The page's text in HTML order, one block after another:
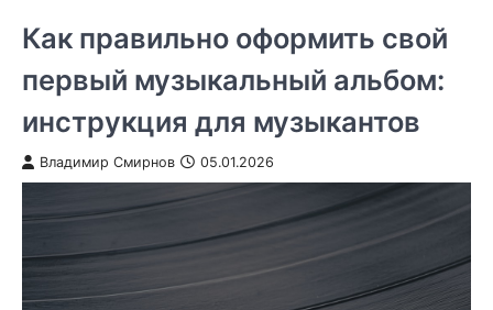
Как правильно оформить свой
первый музыкальный альбом:
инструкция для музыкантов
Владимир Смирнов 05.01.2026